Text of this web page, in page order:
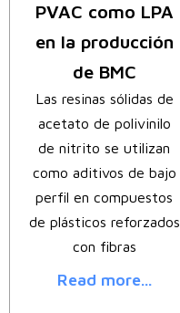
PVAC como LPA
en la producción
de BMC
Las resinas sólidas de
acetato de polivinilo
de nitrito se utilizan
como aditivos de bajo
perfil en compuestos
de plásticos reforzados
con fibras
Read more...